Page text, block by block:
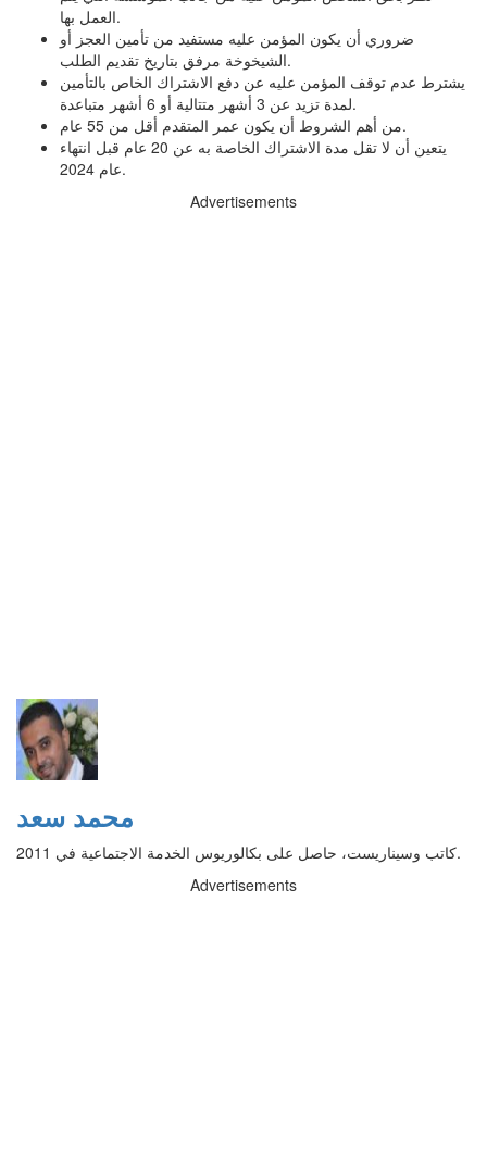
العمل بها.
ضروري أن يكون المؤمن عليه مستفيد من تأمين العجز أو
الشيخوخة مرفق بتاريخ تقديم الطلب.
يشترط عدم توقف المؤمن عليه عن دفع الاشتراك الخاص بالتأمين
لمدة تزيد عن 3 أشهر متتالية أو 6 أشهر متباعدة.
من أهم الشروط أن يكون عمر المتقدم أقل من 55 عام.
يتعين أن لا تقل مدة الاشتراك الخاصة به عن 20 عام قبل انتهاء
عام 2024.
Advertisements
محمد سعد
كاتب وسيناريست، حاصل على بكالوريوس الخدمة الاجتماعية في 2011.
Advertisements